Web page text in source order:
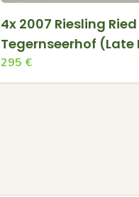
4x 2007 Riesling
Tegernseerhof (Late
295 €